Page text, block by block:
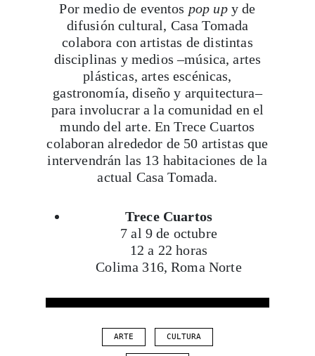
Por medio de eventos pop upy de
difusión cultural, Casa Tomada
colabora con artistas de distintas
disciplinas y medios –música, artes
plásticas, artes escénicas,
gastronomía, diseño y arquitectura–
para involucrar a la comunidad en el
mundo del arte. En Trece Cuartos
colaboran alrededor de 50 artistas que
intervendrán las 13 habitaciones de la
actual Casa Tomada.
Trece Cuartos
7 al 9 de octubre
12 a 22 horas
Colima 316, Roma Norte
ARTE CULTURA